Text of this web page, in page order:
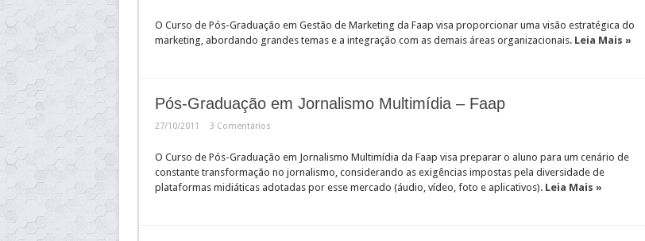
O Curso de Pós-Graduação em Gestão de Marketing da Faap visa proporcionar uma visão estratégica do
marketing, abordando grandes temas e a integração com as demais áreas organizacionais. Leia Mais »
Pós-Graduação em Jornalismo Multimídia – Faap
27/10/2011 3 Comentários
O Curso de Pós-Graduação em Jornalismo Multimídia da Faap visa preparar o aluno para um cenário de
constante transformação no jornalismo, considerando as exigências impostas pela diversidade de
plataformas midiáticas adotadas por esse mercado (áudio, vídeo, foto e aplicativos). Leia Mais »